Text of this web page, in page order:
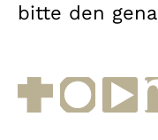
bitte den
Facebook